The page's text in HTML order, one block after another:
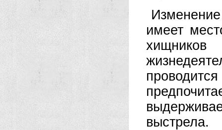
имеет
выстрела.